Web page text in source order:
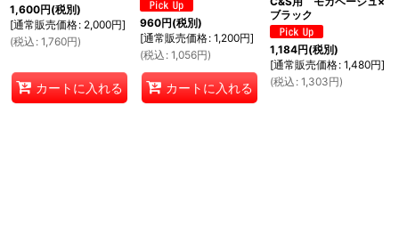
1,600円(税別)
[通常販売価格: 2,000円]
(税込 : 1,760円)
カートに入れる
960円(税別)
[通常販売価格: 1,200円]
(税込 : 1,056円)
カートに入れる
ブラック
1,184円(税別)
[通常販売価格: 1,480円]
(税込 : 1,303円)